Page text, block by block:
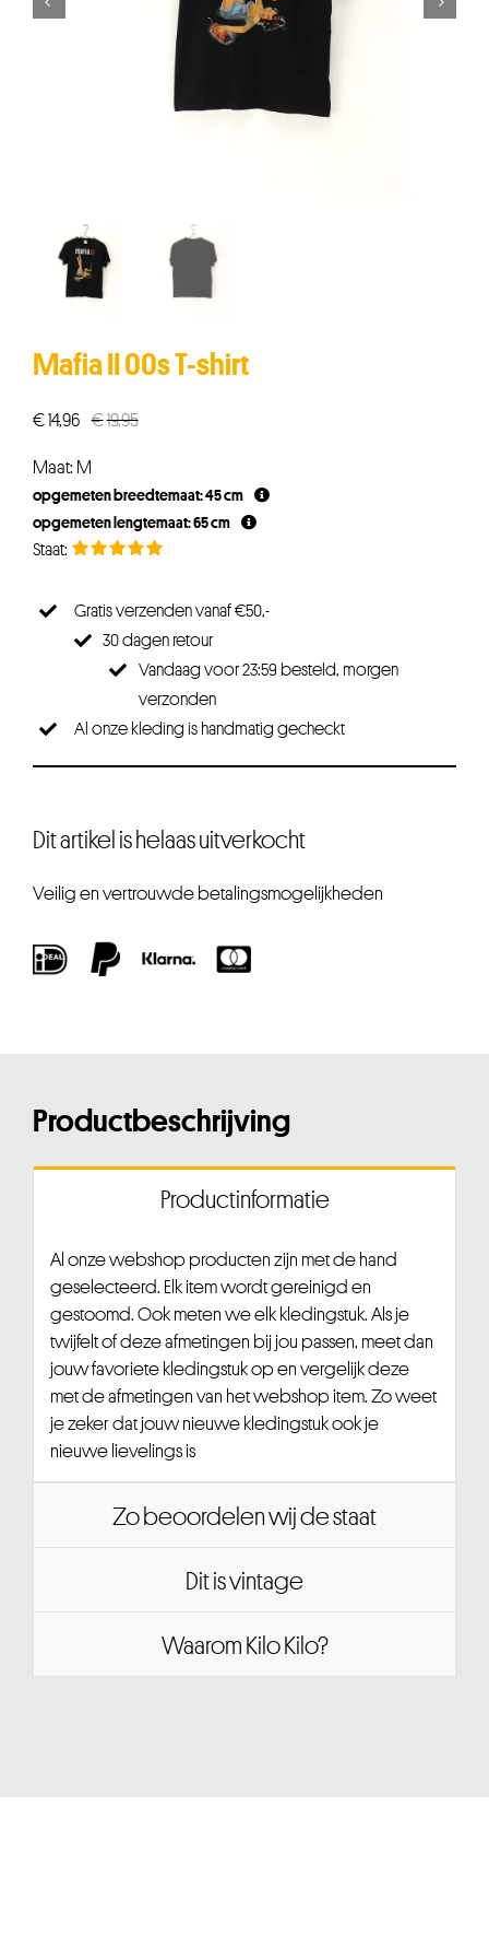
Mafia II 00s T-shirt
€19,95Oorspronkelijke
€19,95.
€14,96
Huidige
€14,96.
Maat: M
opgemeten breedtemaat: 45 cm
opgemeten lengtemaat: 65 cm
Gratis verzenden vanaf €50,-
30 dagen retour
Vandaag voor 23:59 besteld, morgen
verzonden
Al onze kleding is handmatig gecheckt
Dit artikel is helaas uitverkocht
Veilig en vertrouwde betalingsmogelijkheden
Productbeschrijving
Productinformatie
Al onze webshop producten zijn met de hand
geselecteerd. Elk item wordt gereinigd en
gestoomd. Ook meten we elk kledingstuk. Als je
twijfelt of deze afmetingen bij jou passen, meet dan
jouw favoriete kledingstuk op en vergelijk deze
met de afmetingen van het webshop item. Zo weet
je zeker dat jouw nieuwe kledingstuk ook je
nieuwe lievelings is
Zo beoordelen wij de staat
Dit is vintage
Waarom Kilo Kilo?